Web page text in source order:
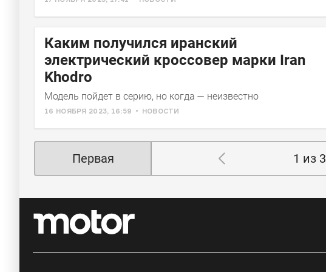
Каким получился иранский
электрический кроссовер марки Iran
Khodro
Модель пойдет в серию, но когда — неизвестно
16 НОЯБРЯ 2023, 16:59 НОВОСТИ
Первая 1 из 3